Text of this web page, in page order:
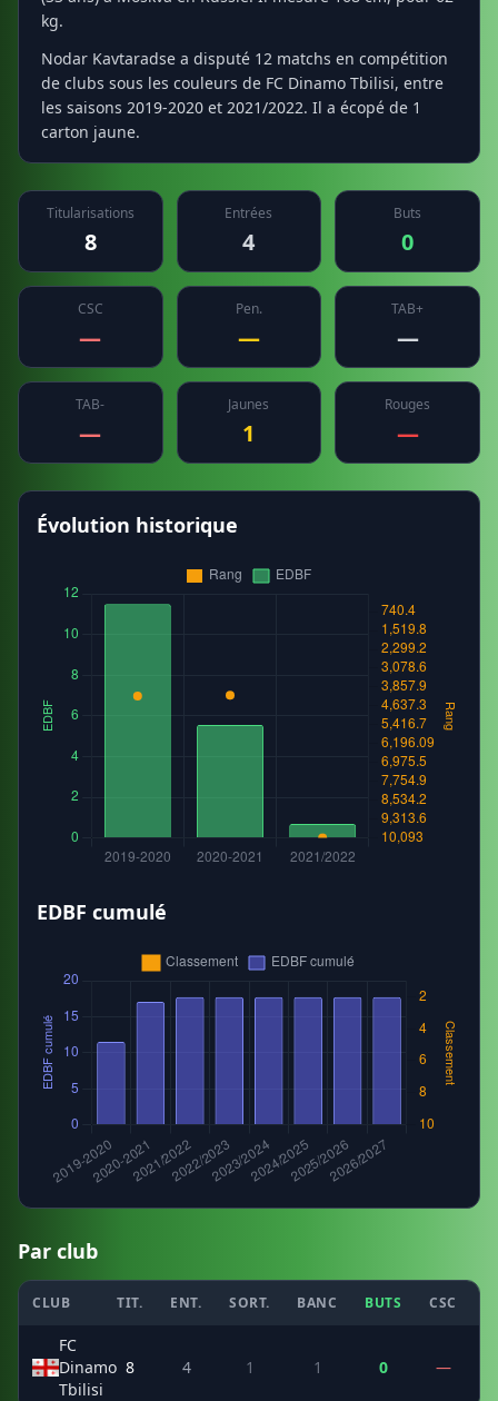
kg.
Nodar Kavtaradse a disputé 12 matchs en compétition
de clubs sous les couleurs de FC Dinamo Tbilisi, entre
les saisons 2019-2020 et 2021/2022. Il a écopé de 1
carton jaune.
Titularisations
8
Entrées
4
Buts
0
CSC
—
Pen.
—
TAB+
—
TAB-
—
Jaunes
1
Rouges
—
Évolution historique
EDBF cumulé
Par club
CLUB TIT. ENT. SORT. BANC BUTS CSC
FC
Dinamo
Tbilisi
8 4 1 1 0 —